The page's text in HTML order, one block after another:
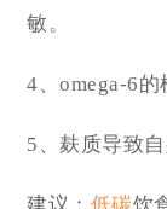
敏。
4、omega-6
5、麸质导致自
建议： 低碳饮